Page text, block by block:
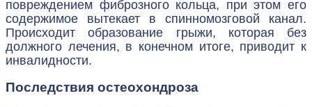
повреждением фиброзного кольца, при этом его
содержимое вытекает в спинномозговой канал.
Происходит образование грыжи, которая без
должного лечения, в конечном итоге, приводит к
инвалидности.
Последствия остеохондроза